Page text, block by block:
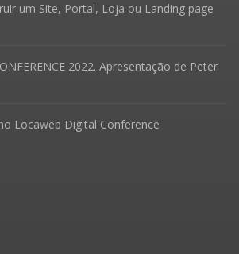
um Site, Portal, Loja ou Landing page
2022. Apresentação de Peter
Locaweb Digital Conference